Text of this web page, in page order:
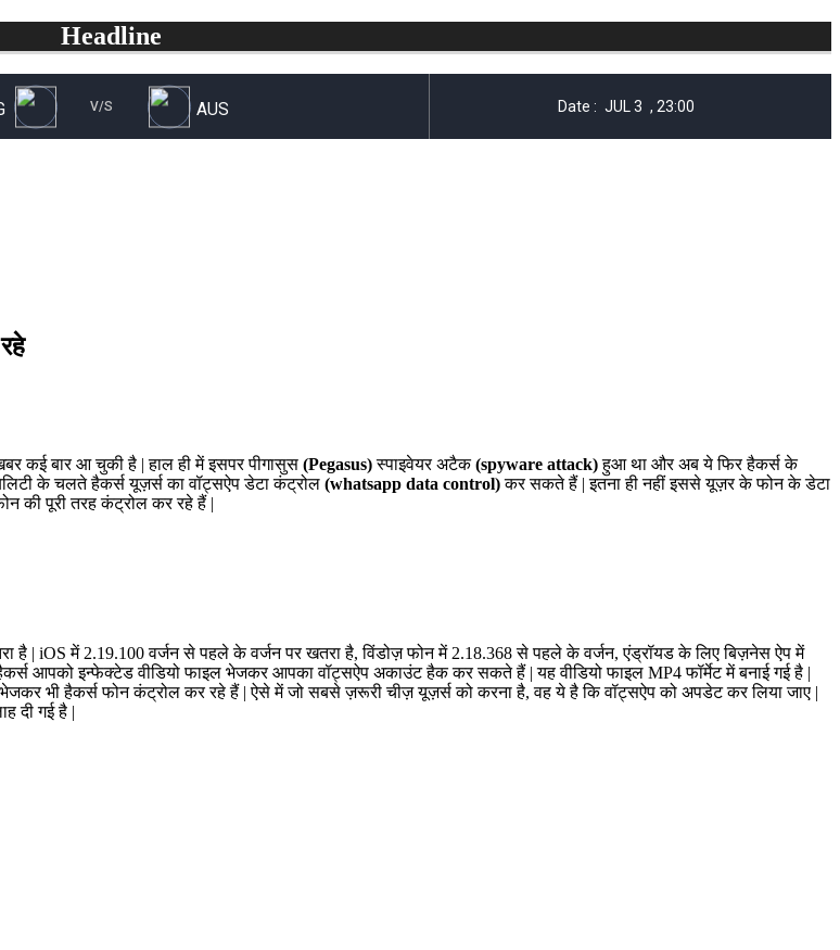
Headline
कई बार आ चुकी है | हाल ही में इसपर पीगासुस (Pegasus)स्पाइवेयर अटैक(spyware attack)हुआ था और अब ये फिर हैकर्स के
के चलते हैकर्स यूज़र्स का वॉट्सऐप डेटा कंट्रोल (whatsapp data control)कर सकते हैं | इतना ही नहीं इससे यूज़र के फोन के डेटा
की पूरी तरह कंट्रोल कर रहे हैं |
है | iOS में 2.19.100 वर्जन से पहले के वर्जन पर खतरा है, विंडोज़ फोन में 2.18.368 से पहले के वर्जन, एंड्रॉयड के लिए बिज़नेस ऐप में
आपको इन्फेक्टेड वीडियो फाइल भेजकर आपका वॉट्सऐप अकाउंट हैक कर सकते हैं | यह वीडियो फाइल MP4 फॉर्मेट में बनाई गई है |
भेजकर भी हैकर्स फोन कंट्रोल कर रहे हैं | ऐसे में जो सबसे ज़रूरी चीज़ यूज़र्स को करना है, वह ये है कि वॉट्सऐप को अपडेट कर लिया जाए |
दी गई है |